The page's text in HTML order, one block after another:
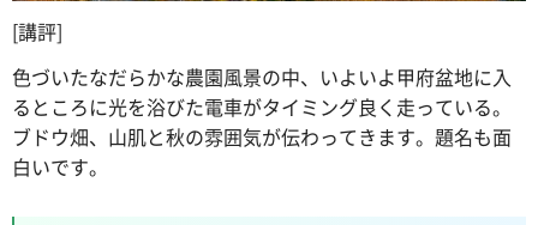
[講評]
色づいたなだらかな農園風景の中、いよいよ甲府盆地に入
るところに光を浴びた電車がタイミング良く走っている。
ブドウ畑、山肌と秋の雰囲気が伝わってきます。題名も面
白いです。